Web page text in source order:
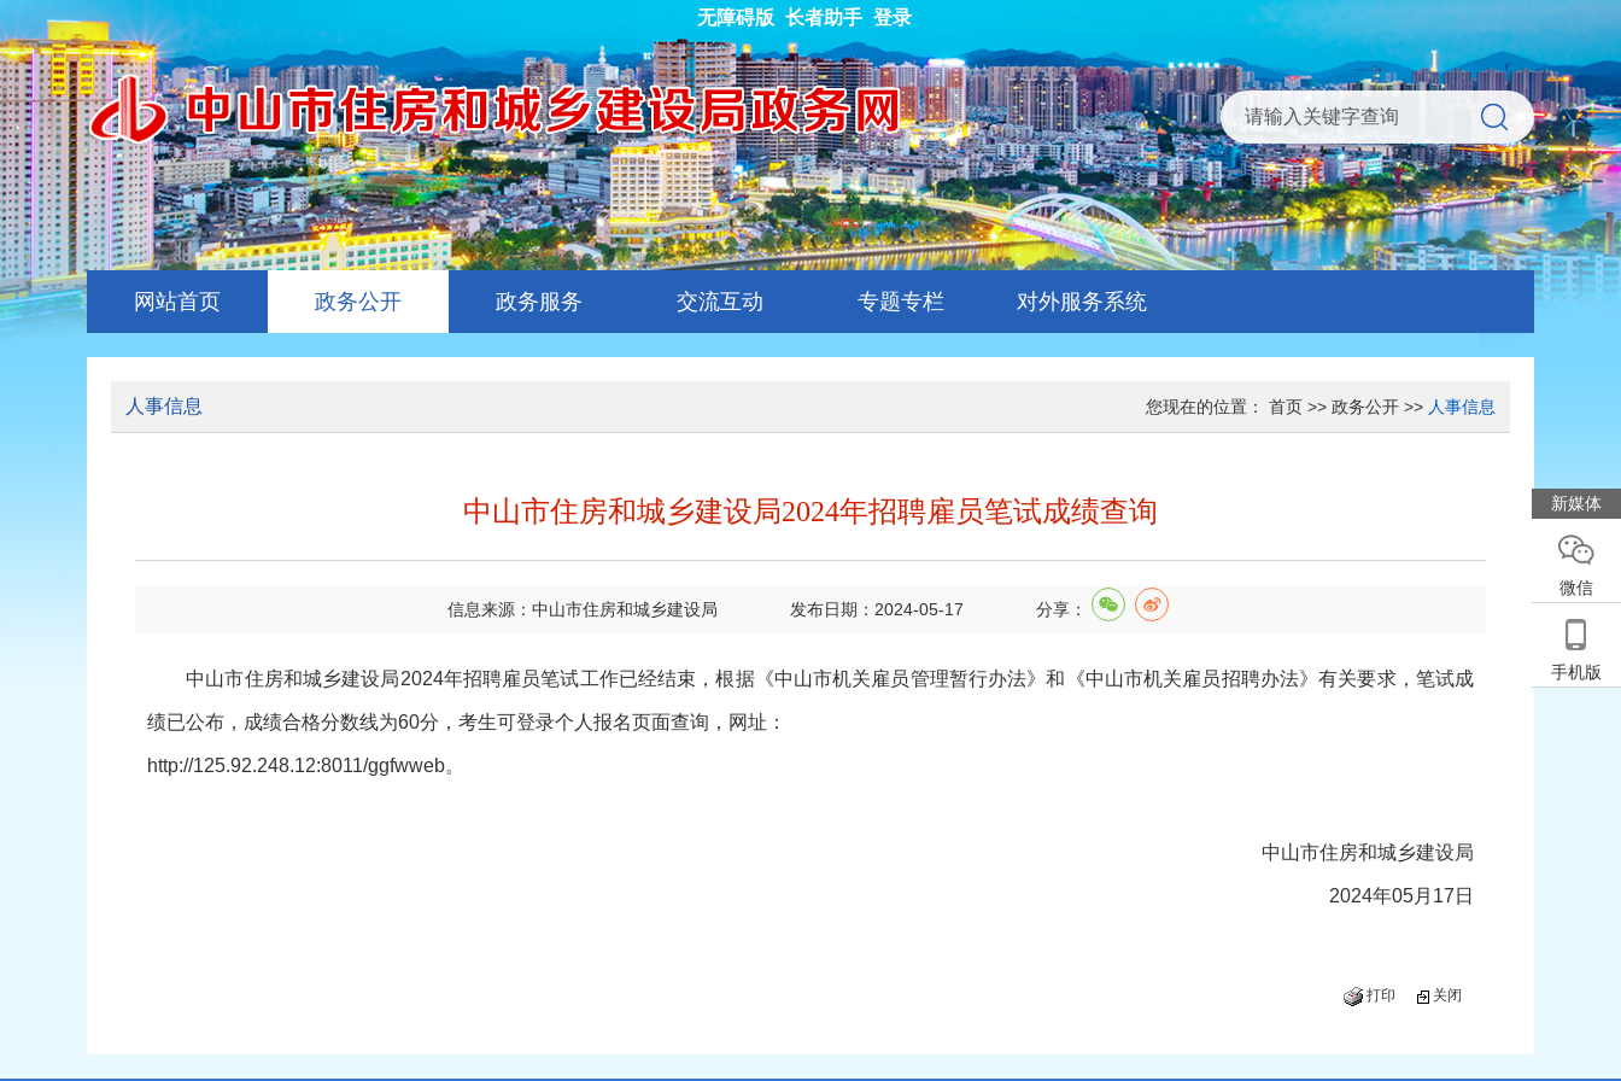
无障碍版 长者助手 登录
网站首页 政务公开 政务服务 交流互动 专题专栏 对外服务系统
人事信息 您现在的位置： 首页 >> 政务公开 >> 人事信息
中山市住房和城乡建设局2024年招聘雇员笔试成绩查询
信息来源：中山市住房和城乡建设局 发布日期：2024-05-17 分享：
中山市住房和城乡建设局2024年招聘雇员笔试工作已经结束，根据《中山市机关雇员管理暂行办法》和《中山市机关雇员招聘办法》有关要求，笔试成
绩已公布，成绩合格分数线为60分，考生可登录个人报名页面查询，网址：
http://125.92.248.12:8011/ggfwweb。
中山市住房和城乡建设局
2024年05月17日
打印 关闭
新媒体
微信
手机版